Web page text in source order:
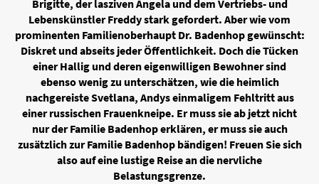
Brigitte, der lasziven Angela und dem Vertriebs- und
Lebenskünstler Freddy stark gefordert. Aber wie vom
prominenten Familienoberhaupt Dr. Badenhop gewünscht:
Diskret und abseits jeder Öffentlichkeit. Doch die Tücken
einer Hallig und deren eigenwilligen Bewohner sind
ebenso wenig zu unterschätzen, wie die heimlich
nachgereiste Svetlana, Andys einmaligem Fehltritt aus
einer russischen Frauenkneipe. Er muss sie ab jetzt nicht
nur der Familie Badenhop erklären, er muss sie auch
zusätzlich zur Familie Badenhop bändigen! Freuen Sie sich
also auf eine lustige Reise an die nervliche
Belastungsgrenze.